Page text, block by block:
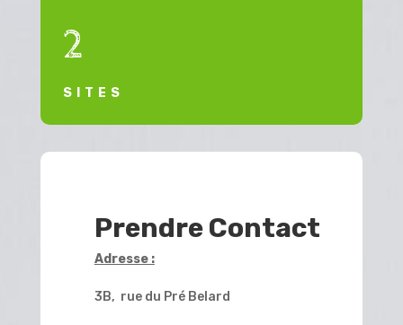
2
SITES
Prendre Contact
Adresse :
3B, rue du Pré Belard